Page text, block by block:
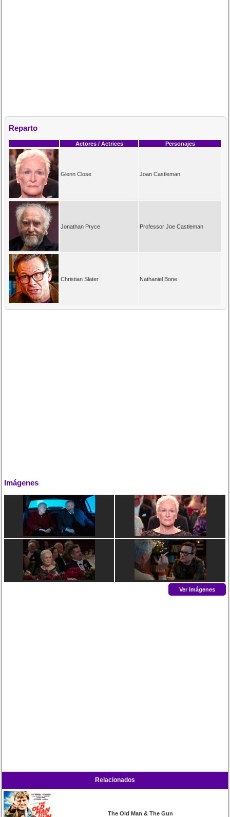
Reparto
Actores / Actrices Personajes
Glenn Close Joan Castleman
Jonathan Pryce Professor Joe Castleman
Christian Slater Nathaniel Bone
Imágenes
Ver Imágenes
Relacionados
The Old Man & The Gun